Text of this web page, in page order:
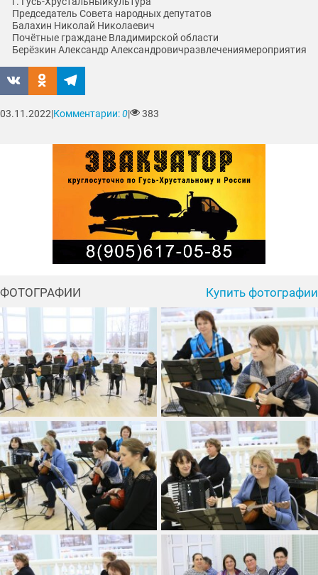
Председатель Совета народных депутатов
Балахин Николай Николаевич
Почётные граждане Владимирской области
Берёзкин Александр Александровичразвлечениямероприятия
03.11.2022|Комментарии:0| 383
ФОТОГРАФИИ Купить фотографии